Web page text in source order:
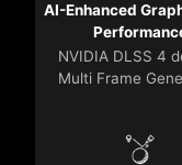
AI-Enhanced
NVIDIA DLSS 4
Multi Frame